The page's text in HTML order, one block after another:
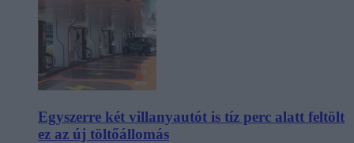
Egyszerre két villanyautót is tíz perc alatt feltölt
ez az új töltőállomás